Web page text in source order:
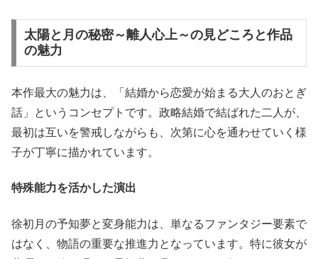
太陽と月の秘密～離人心上～の見どころと作品
の魅力
本作最大の魅力は、「結婚から恋愛が始まる大人のおとぎ
話」というコンセプトです。政略結婚で結ばれた二人が、
最初は互いを警戒しながらも、次第に心を通わせていく様
子が丁寧に描かれています。
特殊能力を活かした演出
徐初月の予知夢と変身能力は、単なるファンタジー要素で
はなく、物語の重要な推進力となっています。特に彼女が